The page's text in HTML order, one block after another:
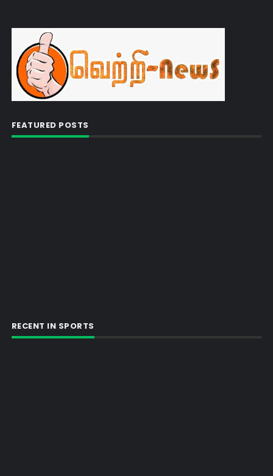
FEATURED POSTS
RECENT IN SPORTS